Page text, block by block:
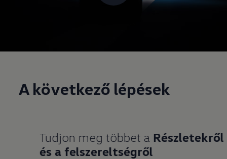
A következő lépések
Tudjon meg többet a Részletekről
és a felszereltségről